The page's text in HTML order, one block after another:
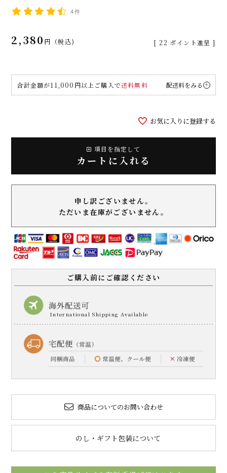
4件
2,380 税込 [ 22 ポイント進呈 ]
合計金額が11,000円以上ご購入で送料無料 配送料をみる
お気に入りに登録する
項目を指定して
カートに入れる
申し訳ございません。
ただいま在庫がございません。
ご購入前にご確認ください
商品についてのお問い合わせ
のし・ギフト包装について